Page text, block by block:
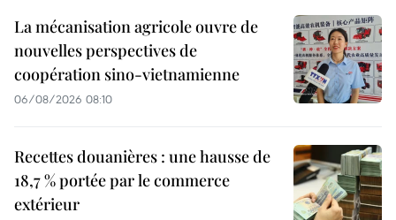
La mécanisation agricole ouvre de
nouvelles perspectives de
coopération sino-vietnamienne
06/08/2026 08:10
Recettes douanières : une hausse de
18,7 % portée par le commerce
extérieur